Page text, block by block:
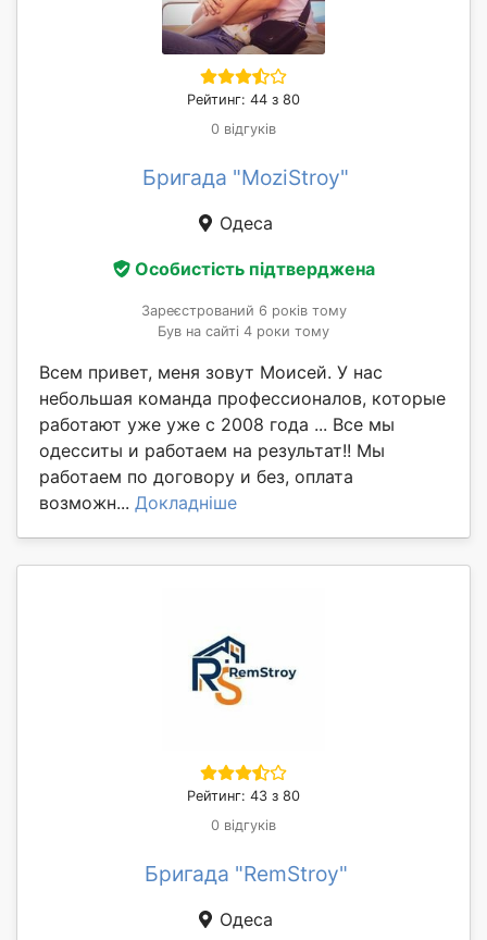
Рейтинг: 44 з 80
0 відгуків
Бригада "MoziStroy"
Одеса
Особистість підтверджена
Зареєстрований 6 років тому
Був на сайті 4 роки тому
Всем привет, меня зовут Моисей. У нас
небольшая команда профессионалов, которые
работают уже уже с 2008 года ... Все мы
одесситы и работаем на результат!! Мы
работаем по договору и без, оплата
возможн... Докладніше
Рейтинг: 43 з 80
0 відгуків
Бригада "RemStroy"
Одеса